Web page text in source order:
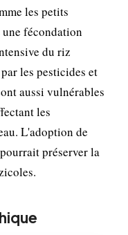
les petits
fécondation
du riz
par les pesticides et
aussi vulnérables
les
L'adoption de
pourrait préserver la